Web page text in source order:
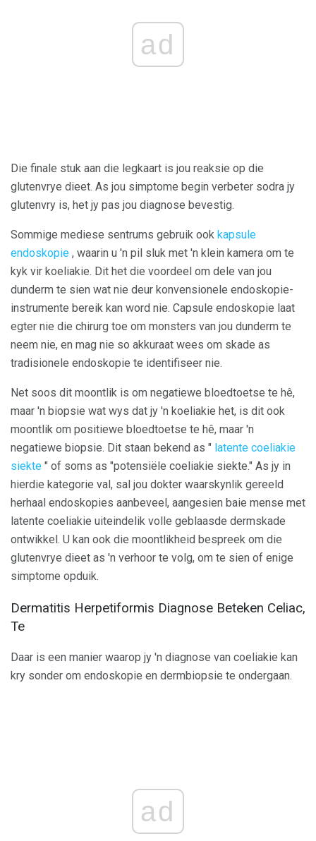
ad
Die finale stuk aan die legkaart is jou reaksie op die
glutenvrye dieet. As jou simptome begin verbeter sodra jy
glutenvry is, het jy pas jou diagnose bevestig.
Sommige mediese sentrums gebruik ook kapsule
endoskopie , waarin u 'n pil sluk met 'n klein kamera om te
kyk vir koeliakie. Dit het die voordeel om dele van jou
dunderm te sien wat nie deur konvensionele endoskopie-
instrumente bereik kan word nie. Capsule endoskopie laat
egter nie die chirurg toe om monsters van jou dunderm te
neem nie, en mag nie so akkuraat wees om skade as
tradisionele endoskopie te identifiseer nie.
Net soos dit moontlik is om negatiewe bloedtoetse te hê,
maar 'n biopsie wat wys dat jy 'n koeliakie het, is dit ook
moontlik om positiewe bloedtoetse te hê, maar 'n
negatiewe biopsie. Dit staan ​​bekend as " latente coeliakie
siekte " of soms as "potensiële coeliakie siekte." As jy in
hierdie kategorie val, sal jou dokter waarskynlik gereeld
herhaal endoskopies aanbeveel, aangesien baie mense met
latente coeliakie uiteindelik volle geblaasde dermskade
ontwikkel. U kan ook die moontlikheid bespreek om die
glutenvrye dieet as 'n verhoor te volg, om te sien of enige
simptome opduik.
Dermatitis Herpetiformis Diagnose Beteken Celiac,
Te
Daar is een manier waarop jy 'n diagnose van coeliakie kan
kry sonder om endoskopie en dermbiopsie te ondergaan.
ad